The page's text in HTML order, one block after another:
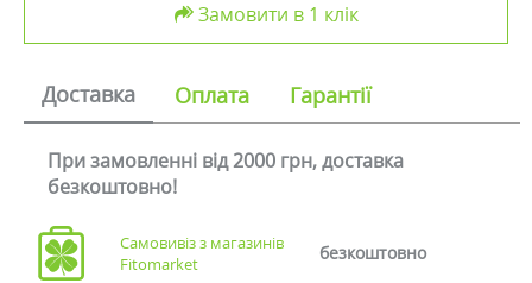
Замовити в 1 клік
Доставка Оплата Гарантії
При замовленні від 2000 грн, доставка
безкоштовно!
Самовивіз з магазинів
Fitomarket
безкоштовно